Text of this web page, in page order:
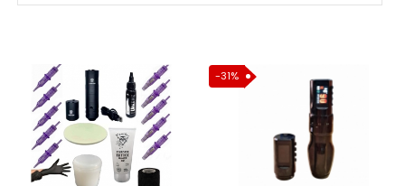
MENOR PREÇO
MAIOR PREÇO
A - Z
-31%